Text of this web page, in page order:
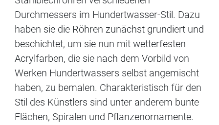
Durchmessers im Hundertwasser-Stil. Dazu
haben sie die Röhren zunächst grundiert und
beschichtet, um sie nun mit wetterfesten
Acrylfarben, die sie nach dem Vorbild von
Werken Hundertwassers selbst angemischt
haben, zu bemalen. Charakteristisch für den
Stil des Künstlers sind unter anderem bunte
Flächen, Spiralen und Pflanzenornamente.